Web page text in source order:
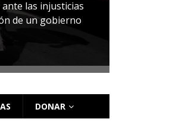
las injusticias
de un gobierno
DONAR